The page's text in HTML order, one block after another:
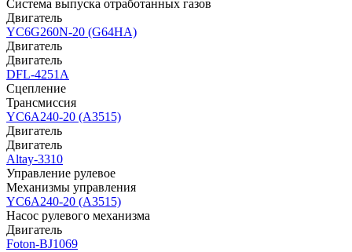
Система выпуска отработанных газов
Двигатель
YC6G260N-20 (G64HA)
Двигатель
Двигатель
DFL-4251A
Сцепление
Трансмиссия
YC6A240-20 (A3515)
Двигатель
Двигатель
Altay-3310
Управление рулевое
Механизмы управления
YC6A240-20 (A3515)
Насос рулевого механизма
Двигатель
Foton-BJ1069